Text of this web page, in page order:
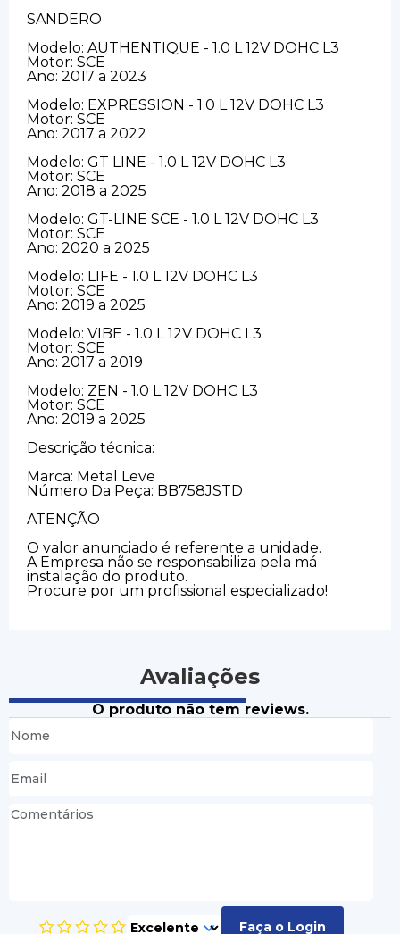
SANDERO
Modelo: AUTHENTIQUE - 1.0 L 12V DOHC L3
Motor: SCE
Ano: 2017 a 2023
Modelo: EXPRESSION - 1.0 L 12V DOHC L3
Motor: SCE
Ano: 2017 a 2022
Modelo: GT LINE - 1.0 L 12V DOHC L3
Motor: SCE
Ano: 2018 a 2025
Modelo: GT-LINE SCE - 1.0 L 12V DOHC L3
Motor: SCE
Ano: 2020 a 2025
Modelo: LIFE - 1.0 L 12V DOHC L3
Motor: SCE
Ano: 2019 a 2025
Modelo: VIBE - 1.0 L 12V DOHC L3
Motor: SCE
Ano: 2017 a 2019
Modelo: ZEN - 1.0 L 12V DOHC L3
Motor: SCE
Ano: 2019 a 2025
Descrição técnica:
Marca: Metal Leve
Número Da Peça: BB758JSTD
ATENÇÃO
O valor anunciado é referente a unidade.
A Empresa não se responsabiliza pela má
instalação do produto.
Procure por um profissional especializado!
Avaliações
O produto não tem reviews.
Faça o Login